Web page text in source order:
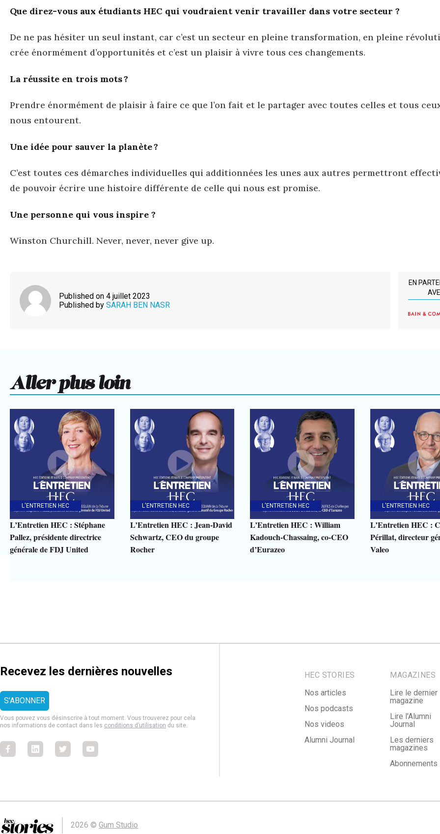
Que direz-vous aux étudiants HEC qui voudraient venir travailler dans votre secteur ?
De ne pas hésiter un seul instant, car c’est un secteur en pleine transformation, en pleine
crée énormément d’opportunités et c’est un plaisir à vivre tous ces changements.
La réussite en trois mots ?
Prendre énormément de plaisir à faire ce que l’on fait et le partager avec toutes celles et tous
nous entourent.
Une idée pour sauver la planète ?
C’est toutes ces démarches individuelles qui additionnées les unes aux autres permettront
de pouvoir écrire une histoire différente de celle qui nous est promise.
Une personne qui vous inspire ?
Winston Churchill. Never, never, never give up.
Published on 4 juillet 2023
Published by SARAH BEN NASR
EN
Aller plus loin
L'ENTRETIEN HEC
L’Entretien HEC : Stéphane
Pallez, présidente directrice
générale de FDJ United
L'ENTRETIEN HEC
L’Entretien HEC : Jean-David
Schwartz, CEO du groupe
Rocher
L'ENTRETIEN HEC
L’Entretien HEC : William
Kadouch-Chassaing, co-CEO
d’Eurazeo
L'ENTRETIEN HEC
L’Entretien HEC :
Périllat, directeur
Valeo
Recevez les dernières nouvelles
Vous pouvez vous désinscrire à tout moment. Vous trouverez pour cela
nos informations de contact dans les conditions d’utilisation du site.
FacebookFacebookFacebookFacebook
HEC STORIES
Nos articles
Nos podcasts
Nos videos
Alumni Journal
MAGAZINES
Lire le dernier
magazine
Lire l'Alumni
Journal
Les derniers
magazines
Abonnements
2026 © Gum Studio